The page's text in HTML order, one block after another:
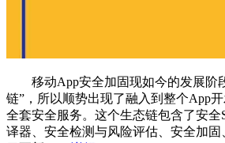
移动App安全加固现如今的发展阶
链”，所以顺势出现了融入到整个App
全套安全服务。这个生态链包含了安
译器、安全检测与风险评估、安全加